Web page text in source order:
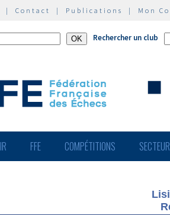
| Contact | Publications | Mon
Rechercher un club
FFE COMPÉTITIONS